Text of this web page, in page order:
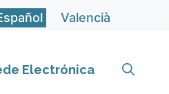
Valencià
Electrónica